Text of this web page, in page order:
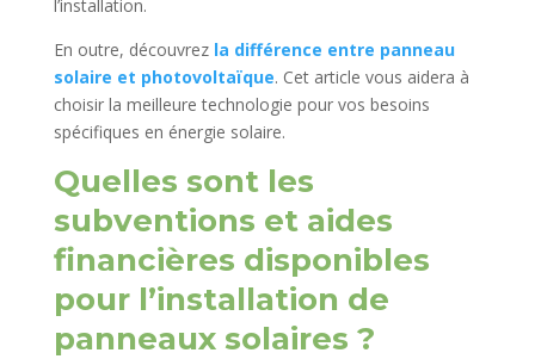
l’installation.
En outre, découvrez la différence entre panneau
solaire et photovoltaïque. Cet article vous aidera à
choisir la meilleure technologie pour vos besoins
spécifiques en énergie solaire.
Quelles sont les
subventions et aides
financières disponibles
pour l’installation de
panneaux solaires ?